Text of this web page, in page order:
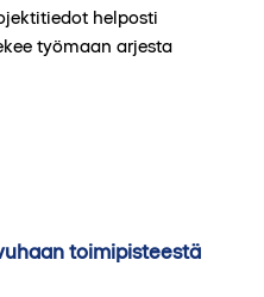
helposti
työmaan arjesta
toimipisteestä